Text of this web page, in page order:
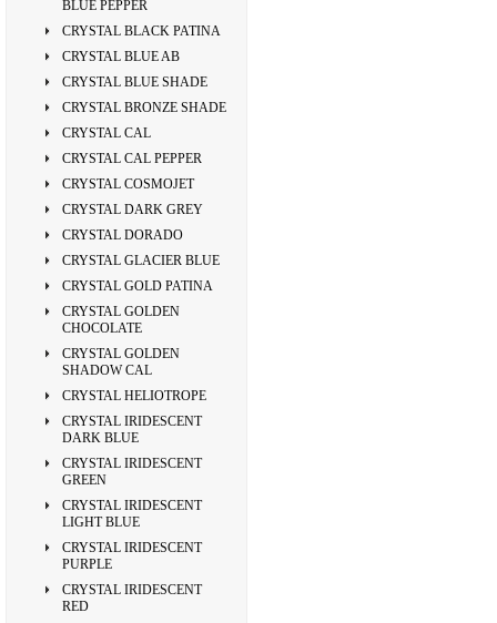
BLUE PEPPER
CRYSTAL BLACK PATINA
CRYSTAL BLUE AB
CRYSTAL BLUE SHADE
CRYSTAL BRONZE SHADE
CRYSTAL CAL
CRYSTAL CAL PEPPER
CRYSTAL COSMOJET
CRYSTAL DARK GREY
CRYSTAL DORADO
CRYSTAL GLACIER BLUE
CRYSTAL GOLD PATINA
CRYSTAL GOLDEN
CHOCOLATE
CRYSTAL GOLDEN
SHADOW CAL
CRYSTAL HELIOTROPE
CRYSTAL IRIDESCENT
DARK BLUE
CRYSTAL IRIDESCENT
GREEN
CRYSTAL IRIDESCENT
LIGHT BLUE
CRYSTAL IRIDESCENT
PURPLE
CRYSTAL IRIDESCENT
RED